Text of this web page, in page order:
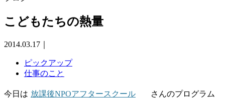
こどもたちの熱量
2014.03.17
ピックアップ
仕事のこと
今日は 放課後NPOアフタースクール
さんのプログラム